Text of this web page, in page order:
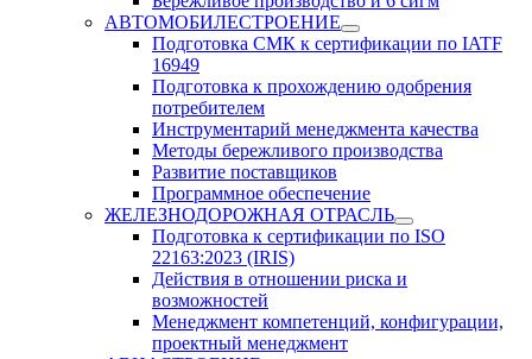
АВТОМОБИЛЕСТРОЕНИЕ
Подготовка СМК к сертификации по IATF
16949
Подготовка к прохождению одобрения
потребителем
Инструментарий менеджмента качества
Методы бережливого производства
Развитие поставщиков
Программное обеспечение
ЖЕЛЕЗНОДОРОЖНАЯ ОТРАСЛЬ
Подготовка к сертификации по ISO
22163:2023 (IRIS)
Действия в отношении риска и
возможностей
Менеджмент компетенций, конфигурации,
проектный менеджмент